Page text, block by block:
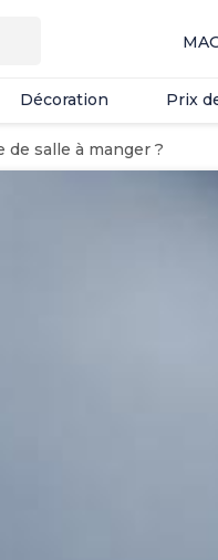
Décoration Prix
salle à manger ?